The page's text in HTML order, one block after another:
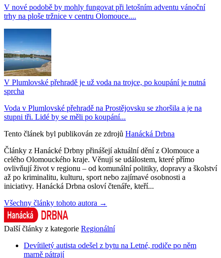
V nové podobě by mohly fungovat při letošním adventu vánoční
trhy na ploše tržnice v centru Olomouce....
V Plumlovské přehradě je už voda na trojce, po koupání je nutná
sprcha
Voda v Plumlovské přehradě na Prostějovsku se zhoršila a je na
stupni tři. Lidé by se měli po koupání...
Tento článek byl publikován ze zdrojů Hanácká Drbna
Články z Hanácké Drbny přinášejí aktuální dění z Olomouce a
celého Olomouckého kraje. Věnují se událostem, které přímo
ovlivňují život v regionu – od komunální politiky, dopravy a školství
až po kriminalitu, kulturu, sport nebo zajímavé osobnosti a
iniciativy. Hanácká Drbna osloví čtenáře, kteří...
Všechny články tohoto autora →
Další články z kategorie Regionální
Devítiletý autista odešel z bytu na Letné, rodiče po něm
marně pátrají